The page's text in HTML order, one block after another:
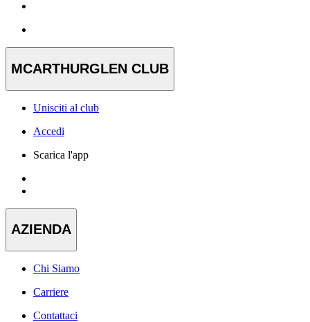
MCARTHURGLEN CLUB
Unisciti al club
Accedi
Scarica l'app
AZIENDA
Chi Siamo
Carriere
Contattaci